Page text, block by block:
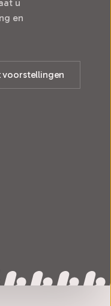
u
en
voorstellingen